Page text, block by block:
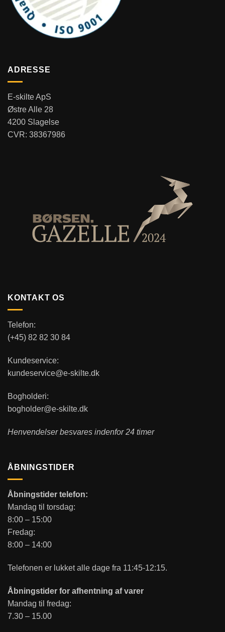
ADRESSE
E-skilte ApS
Østre Alle 28
4200 Slagelse
CVR: 38367986
KONTAKT OS
Telefon:
(+45) 82 82 30 84
Kundeservice:
kundeservice@e-skilte.dk
Bogholderi:
bogholder@e-skilte.dk
Henvendelser besvares indenfor 24 timer
ÅBNINGSTIDER
Åbningstider telefon:
Mandag til torsdag:
8:00 – 15:00
Fredag:
8:00 – 14:00
Telefonen er lukket alle dage fra 11:45-12:15.
Åbningstider for afhentning af varer
Mandag til fredag:
7.30 – 15.00